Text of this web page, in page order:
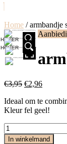
Close
Home / armbandje
HOVER
HOVER
€3,95 €2,96
Ideaal om te
Kleur fel geel!
armbandje
schelp
In winkelmand